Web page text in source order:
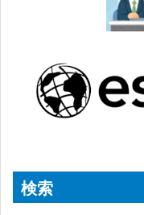
検索